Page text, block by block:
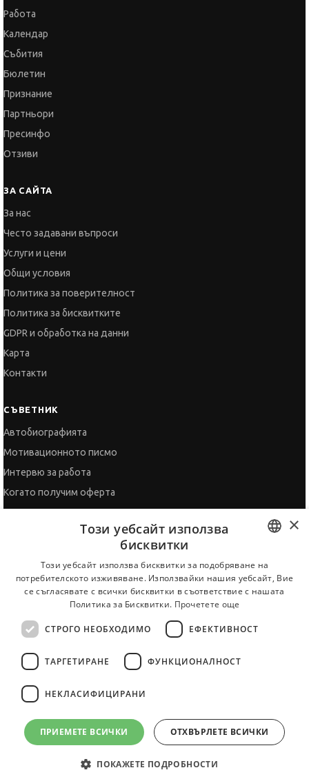
Бюлетин
Признание
Партньори
Пресинфо
Отзиви
ЗА САЙТА
За нас
Услуги и цени
Общи условия
Политика за поверителност
Политика за бисквитките
GDPR и обработка на данни
Карта
Контакти
СЪВЕТНИК
Автобиографията
Интервю за работа
Когато получим оферта
Препоръки
Vihra AI
За новодошли
Всички услуги на JobTiger
© 2000-2026 JobTiger. Всички права запазени.
BULGARIAN
ENGLISH
×
Този уебсайт използва
бисквитки
Този уебсайт използва бисквитки за подобряване на
потребителското изживяване. Използвайки нашия уебсайт, Вие
се съгласявате с всички бисквитки в съответствие с нашата
Политика за Бисквитки. Прочетете още
СТРОГО НЕОБХОДИМО ЕФЕКТИВНОСТ
ТАРГЕТИРАНЕ ФУНКЦИОНАЛНОСТ
НЕКЛАСИФИЦИРАНИ
ПРИЕМЕТЕ ВСИЧКИ ОТХВЪРЛЕТЕ ВСИЧКИ
ПОКАЖЕТЕ ПОДРОБНОСТИ